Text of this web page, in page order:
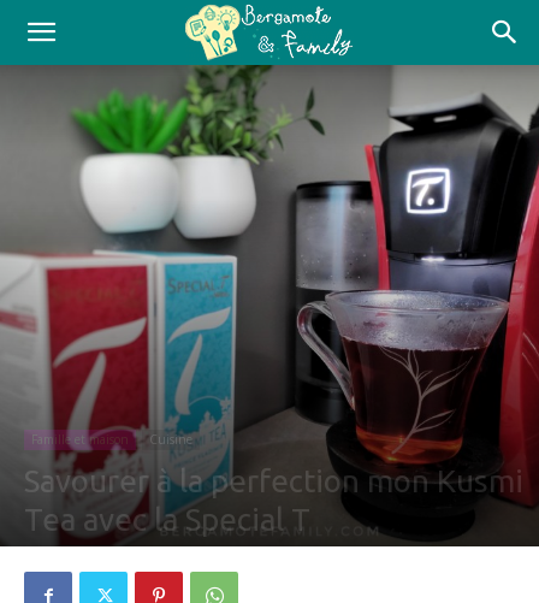
Famille et maison Cuisine
Savourer à la perfection mon Kusmi
Tea avec la Special T